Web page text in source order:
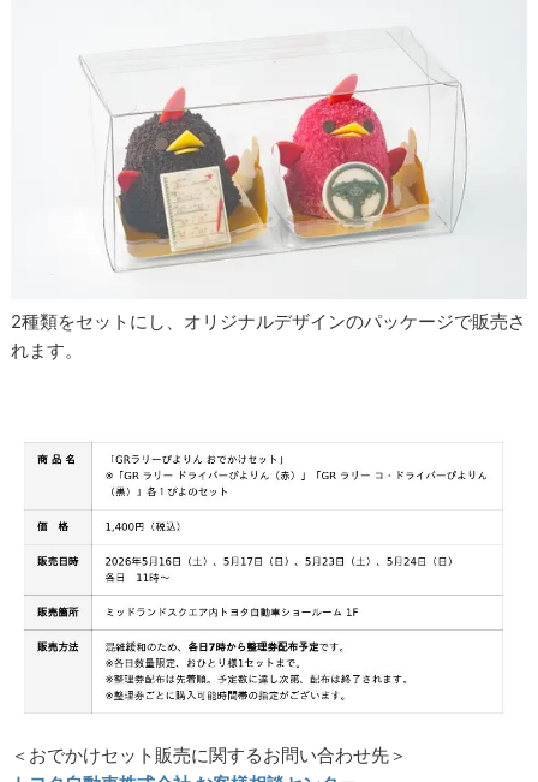
2種類をセットにし、オリジナルデザインのパッケージで販売さ
れます。
＜おでかけセット販売に関するお問い合わせ先＞